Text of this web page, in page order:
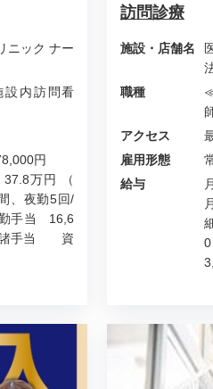
ニック ナー
内訪問看
円
万円 （
、夜勤5回/
勤手当 16,6
諸手当 資
訪問診療
施設・店舗名
職種
アクセス
雇用形態
給与